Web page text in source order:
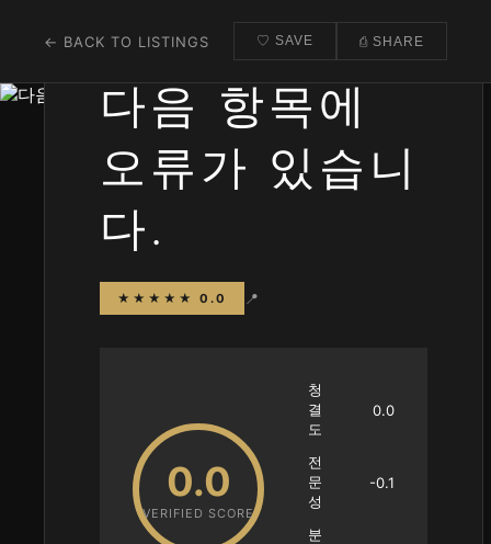
← BACK TO LISTINGS ♡ SAVE ⎙ SHARE
다음 항목에
오류가 있습니
다.
★★★★★ 0.0 📍
0.0
VERIFIED SCORE
청
결
도
0.0
전
문
성
-0.1
분